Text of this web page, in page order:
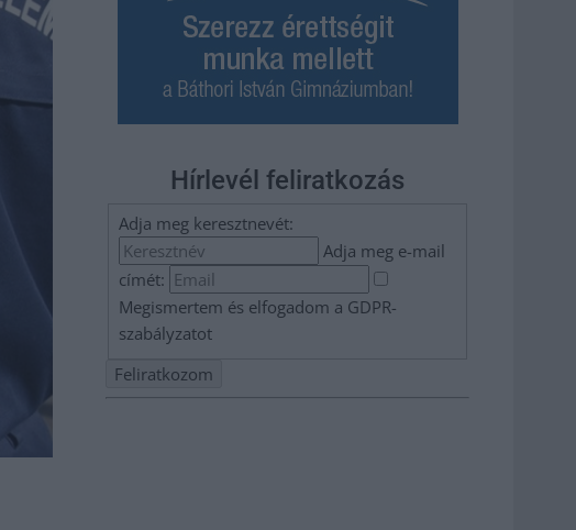
Hírlevél feliratkozás
Adja meg keresztnevét:
Adja meg e-mail
címét:
Megismertem és elfogadom a GDPR-
szabályzatot